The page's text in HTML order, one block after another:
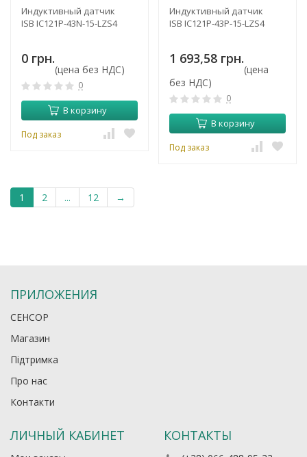
Индуктивный датчик
ISB IC121P-43N-15-LZS4
0 грн.
(цена без НДС)
0
В корзину
Под заказ
Индуктивный датчик
ISB IC121P-43P-15-LZS4
1 693,58 грн.
(цена
без НДС)
0
В корзину
Под заказ
1 2 ... 12 →
ПРИЛОЖЕНИЯ
СЕНСОР
Магазин
Підтримка
Про нас
Контакти
ЛИЧНЫЙ КАБИНЕТ КОНТАКТЫ